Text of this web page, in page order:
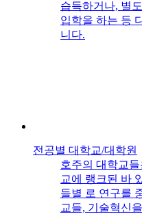
습득하거나, 별
입학을 하는 등
니다.
전공별 대학교/대학원
호주의 대학교
교에 랭크된 바
들별 로 연구를
교들, 기술혁신